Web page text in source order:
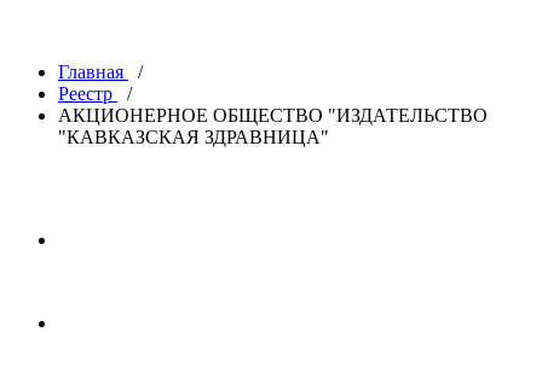
Главная
/
Реестр
/
АКЦИОНЕРНОЕ ОБЩЕСТВО "ИЗДАТЕЛЬСТВО
"КАВКАЗСКАЯ ЗДРАВНИЦА"